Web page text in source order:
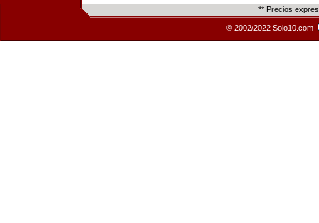
** Precios
© 2002/2022 Solo10.com